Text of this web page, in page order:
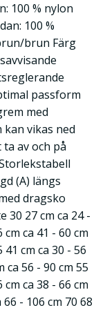
100 % nylon
100 %
brun Färg
passform
med
vikas ned
av och på
(A) längs
dragsko
30 27 cm ca 24 -
cm ca 41 - 60 cm
41 cm ca 30 - 56
ca 56 - 90 cm 55
cm ca 38 - 66 cm
66 - 106 cm 70 68